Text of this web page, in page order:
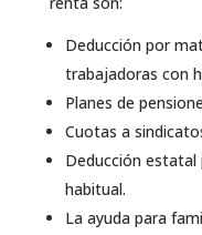
Deducción por
trabajadoras con
Planes de
Cuotas a
Deducción estatal
habitual.
La ayuda para